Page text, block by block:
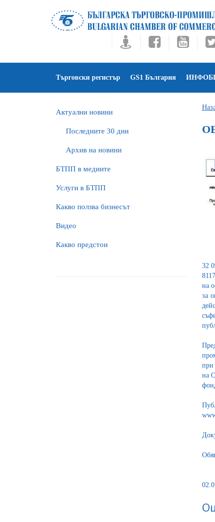
Търговски регистър GS1 България
Актуални новини
Последните 30 дни
Архив на новини
БTПП в медиите
Услуги в БТПП
Какво ползва бизнесът
Видео
Какво предстои
32
на
за
при
на